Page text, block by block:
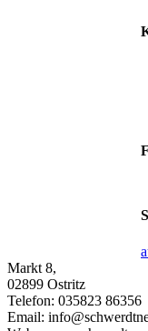
Markt 8,
02899 Ostritz
Telefon: 035823 86356
Email: